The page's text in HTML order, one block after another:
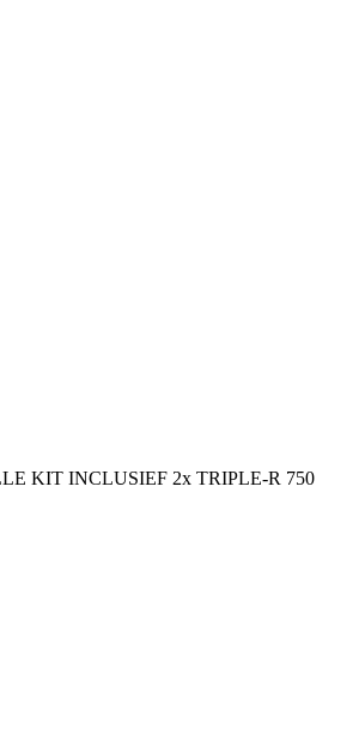
KIT INCLUSIEF 2x TRIPLE-R 750